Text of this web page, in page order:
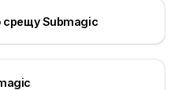
срещу Submagic